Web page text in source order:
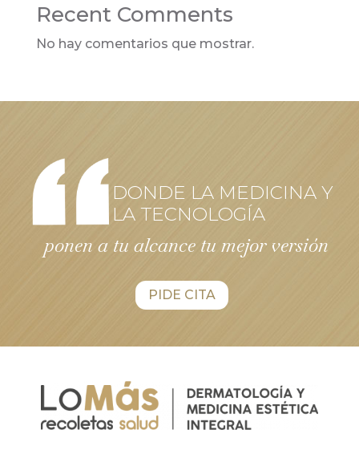
Recent Comments
No hay comentarios que mostrar.
DONDE LA MEDICINA Y
LA TECNOLOGÍA
ponen a tu alcance tu mejor versión
PIDE CITA